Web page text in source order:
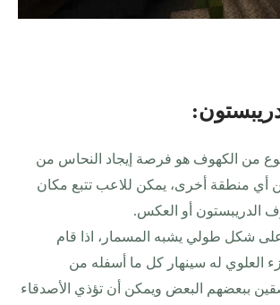
:
من الكهوف هو فرصة إيجاد النحاس من
أي منطقة أخرى، يمكن للاعب تتبع مكان
الدريبستون أو العكس.
شكل طولي يشبه المسمار، اذا قام
العلوي له سينهار كل ما أسفله من
ببعضهم البعض ويمكن أن تؤذي الأصدقاء